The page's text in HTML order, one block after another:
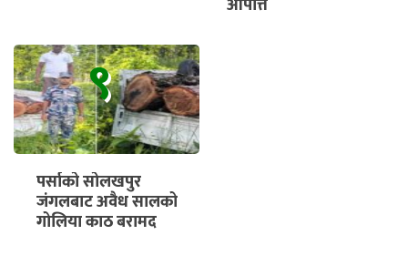
आपत्ति
९
पर्साको सोलखपुर
जंगलबाट अवैध सालको
गोलिया काठ बरामद